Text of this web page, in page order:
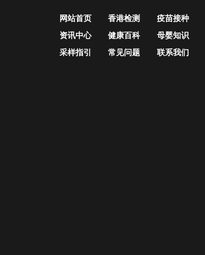
网站首页 香港检测 疫苗接种
资讯中心
健康百科 母婴知识
采样指引
常见问题 联系我们